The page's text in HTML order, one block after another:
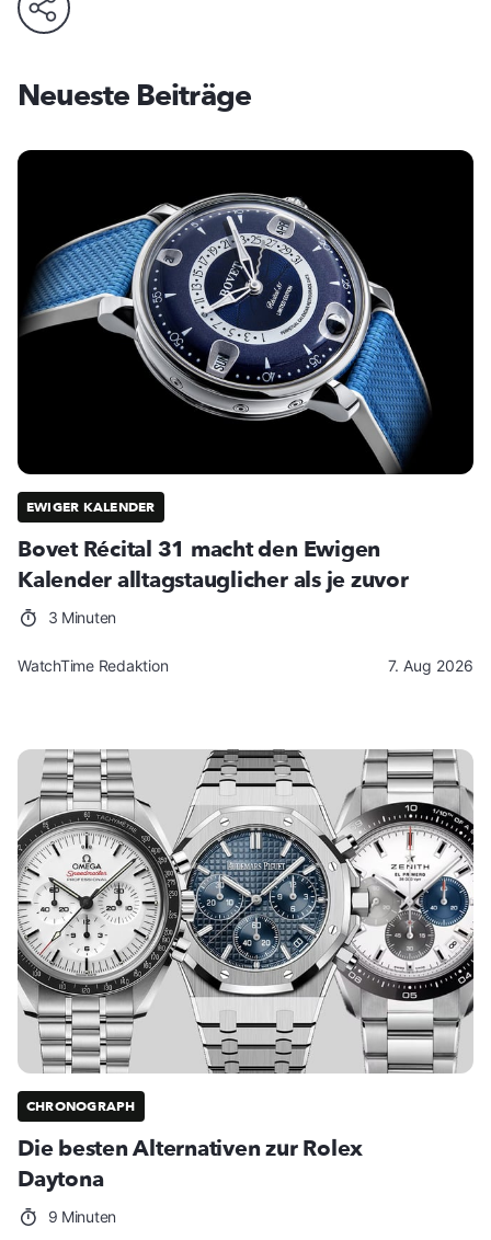
Neueste Beiträge
EWIGER KALENDER
Bovet Récital 31 macht den Ewigen
Kalender alltagstauglicher als je zuvor
3 Minuten
WatchTime Redaktion 7. Aug 2026
CHRONOGRAPH
Die besten Alternativen zur Rolex
Daytona
9 Minuten